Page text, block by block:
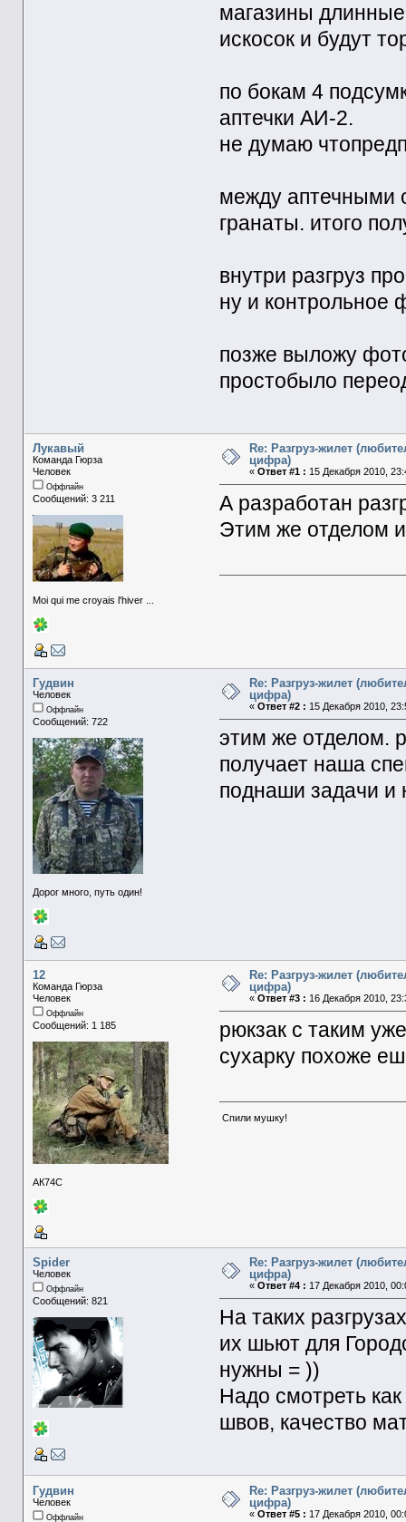
магазины
искосок и будут
по бокам 4
аптечки АИ-2.
не думаю
между аптечными
гранаты. итого
внутри разгруз
ну и
позже выложу
простобыло
Лукавый
Команда Гюрза
Человек
Оффлайн
Сообщений: 3 211
Moi qui me croyais l'hiver ...
Re: Разгруз-жилет
цифра)
« Ответ #1 : 15 Декабря 2010,
А разработан
Этим же отделом
Гудвин
Человек
Оффлайн
Сообщений: 722
Дорог много, путь один!
Re: Разгруз-жилет
цифра)
« Ответ #2 : 15 Декабря 2010,
этим же отделом.
получает наша
поднаши задачи и
12
Команда Гюрза
Человек
Оффлайн
Сообщений: 1 185
АК74С
Re: Разгруз-жилет
цифра)
« Ответ #3 : 16 Декабря 2010,
рюкзак с таким
сухарку похоже
Спили мушку!
Spider
Человек
Оффлайн
Сообщений: 821
Re: Разгруз-жилет
цифра)
« Ответ #4 : 17 Декабря 2010,
На таких
их шьют для
нужны = ))
Надо смотреть
швов, качество
Гудвин
Человек
Оффлайн
Re: Разгруз-жилет
цифра)
« Ответ #5 : 17 Декабря 2010,